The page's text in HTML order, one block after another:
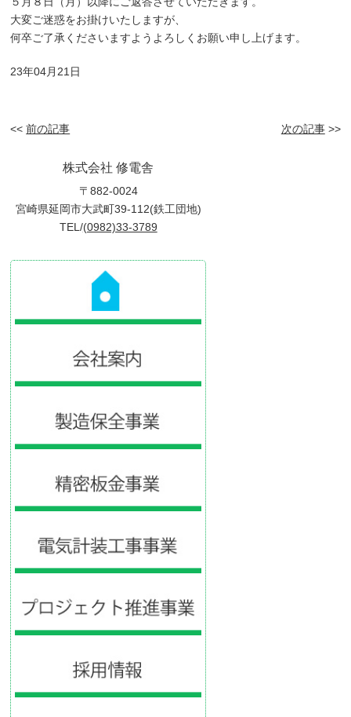
大変ご迷惑をお掛けいたしますが、
何卒ご了承くださいますようよろしくお願い申し上げます。
23年04月21日
<<前の記事 次の記事>>
株式会社 修電舎
〒882-0024
宮崎県延岡市大武町39-112(鉄工団地)
TEL/(0982)33-3789